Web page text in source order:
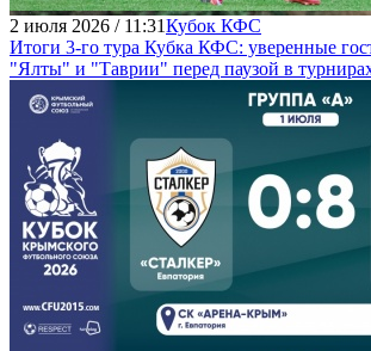
2 июля 2026 / 11:31Кубок КФС
Итоги 3-го тура Кубка КФС: уверенные
"Ялты" и "Таврии" перед паузой в